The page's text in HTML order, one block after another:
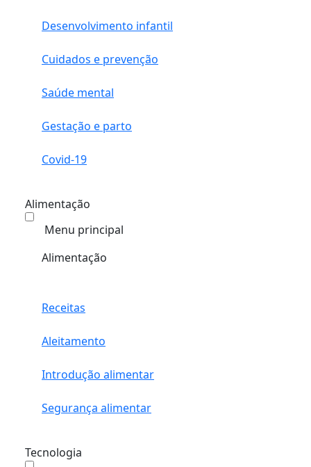
Desenvolvimento infantil
Cuidados e prevenção
Saúde mental
Gestação e parto
Covid-19
Alimentação
Menu principal
Alimentação
Receitas
Aleitamento
Introdução alimentar
Segurança alimentar
Tecnologia